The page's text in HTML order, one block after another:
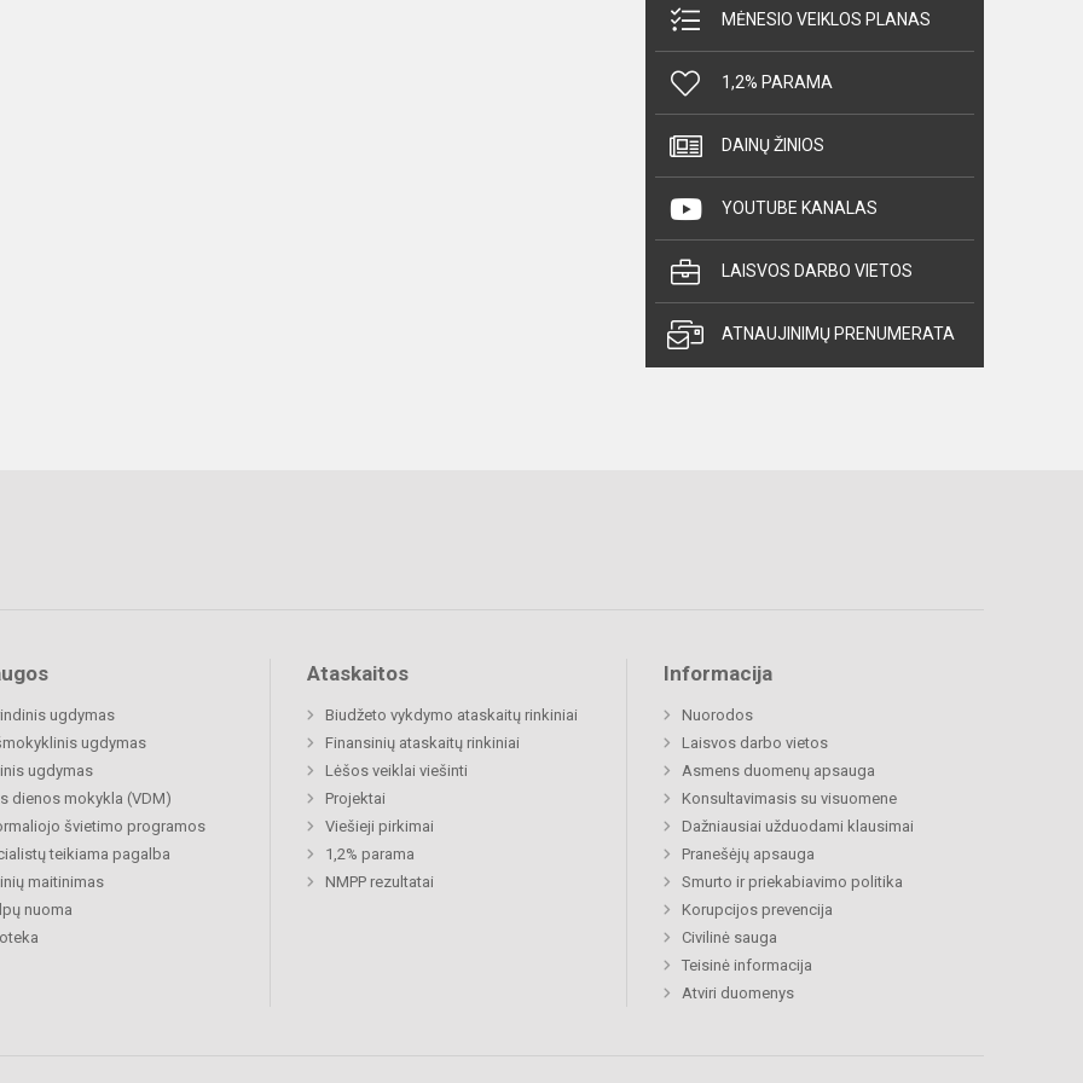
MĖNESIO VEIKLOS PLANAS
1,2% PARAMA
DAINŲ ŽINIOS
YOUTUBE KANALAS
LAISVOS DARBO VIETOS
ATNAUJINIMŲ PRENUMERATA
ugdymas
ugdymas
ugdymas
dienos mokykla (VDM)
švietimo programos
teikiama pagalba
maitinimas
nuoma
Ataskaitos
Biudžeto vykdymo ataskaitų rinkiniai
Finansinių ataskaitų rinkiniai
Lėšos veiklai viešinti
Projektai
Viešieji pirkimai
1,2% parama
NMPP rezultatai
Informacija
Nuorodos
Laisvos darbo vietos
Asmens duomenų apsauga
Konsultavimasis su visuomene
Dažniausiai užduodami klausimai
Pranešėjų apsauga
Smurto ir priekabiavimo politika
Korupcijos prevencija
Civilinė sauga
Teisinė informacija
Atviri duomenys